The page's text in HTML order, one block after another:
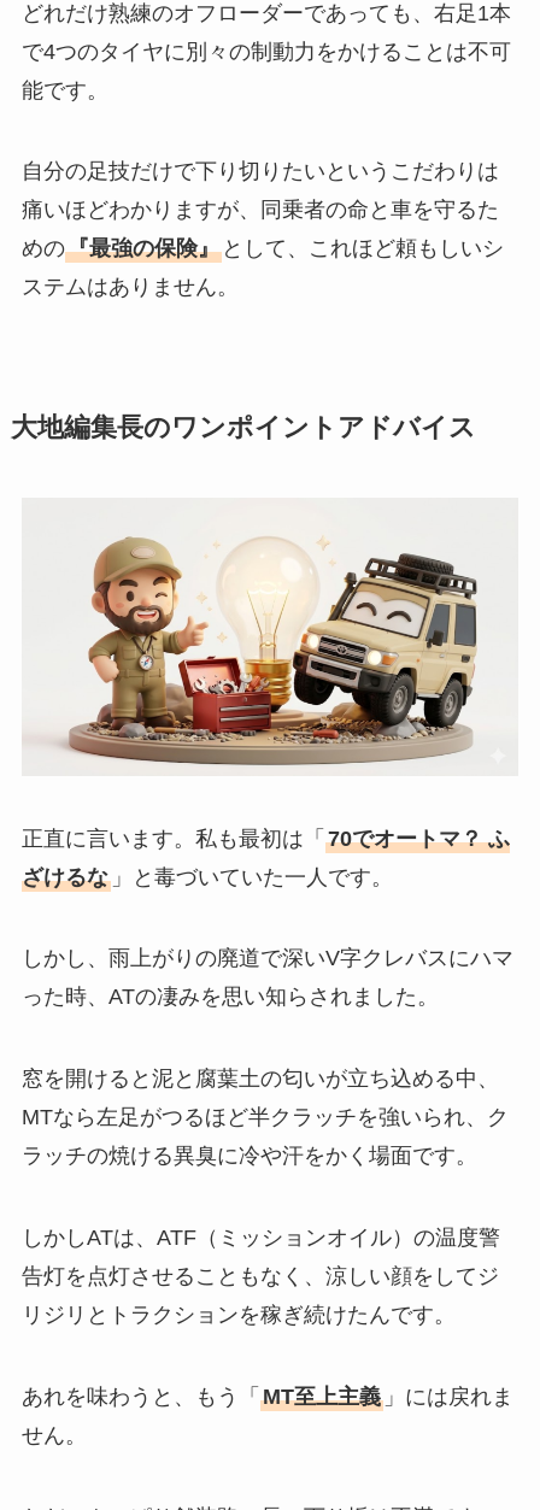
どれだけ熟練のオフローダーであっても、右足1本
で4つのタイヤに別々の制動力をかけることは不可
能です。
自分の足技だけで下り切りたいというこだわりは
痛いほどわかりますが、同乗者の命と車を守るた
めの『最強の保険』として、これほど頼もしいシ
ステムはありません。
大地編集長のワンポイントアドバイス
正直に言います。私も最初は「 70でオートマ？ ふ
ざけるな」と毒づいていた一人です。
しかし、雨上がりの廃道で深いV字クレバスにハマ
った時、ATの凄みを思い知らされました。
窓を開けると泥と腐葉土の匂いが立ち込める中、
MTなら左足がつるほど半クラッチを強いられ、ク
ラッチの焼ける異臭に冷や汗をかく場面です。
しかしATは、ATF（ミッションオイル）の温度警
告灯を点灯させることもなく、涼しい顔をしてジ
リジリとトラクションを稼ぎ続けたんです。
あれを味わうと、もう「 MT至上主義」には戻れま
せん。